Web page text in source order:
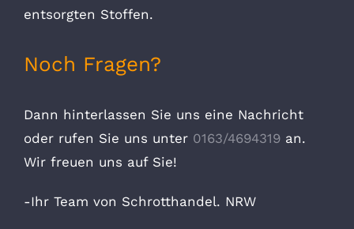
entsorgten Stoffen.
Noch Fragen?
Dann hinterlassen Sie uns eine Nachricht
oder rufen Sie uns unter 0163/4694319an.
Wir freuen uns auf Sie!
-Ihr Team von Schrotthandel. NRW